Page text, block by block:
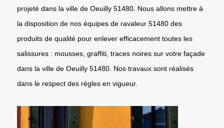
projeté dans la ville de Oeuilly 51480. Nous allons mettre à
la disposition de nos équipes de ravaleur 51480 des
produits de qualité pour enlever efficacement toutes les
salissures : mousses, graffiti, traces noires sur votre façade
dans la ville de Oeuilly 51480. Nos travaux sont réalisés
dans le respect des règles en vigueur.